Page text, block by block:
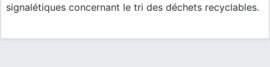
signalétiques concernant le tri des déchets recyclables.